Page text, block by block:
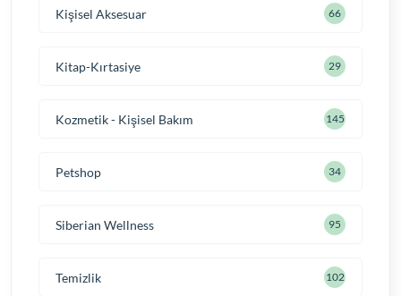
Kişisel Aksesuar 66
Kitap-Kırtasiye 29
Kozmetik - Kişisel Bakım 145
Petshop 34
Siberian Wellness 95
Temizlik 102